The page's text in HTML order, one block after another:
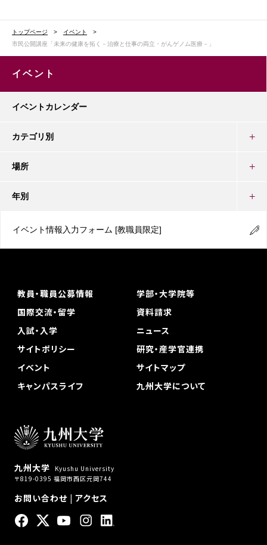
トップページ
イベント
市民公開講座「未来の健康を拓く－治療と仕事の両立・がんゲノム医療－」
イベント
イベントカレンダー
カテゴリ別
場所
年別
イベント情報入力フォーム [教職員限定]
九州大学
Kyushu University
〒819-0395 福岡市西区元岡744
お問い合わせ| アクセス
教員・職員公募情報
学部・大学院等
国際交流・留学
資料請求
入試・入学
ニュース
サイトポリシー
研究・産学官連携
イベント
サイトマップ
キャンパスライフ
九州大学について